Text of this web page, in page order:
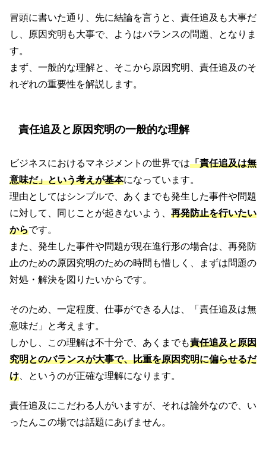
冒頭に書いた通り、先に結論を言うと、責任追及も大事だ
し、原因究明も大事で、ようはバランスの問題、となりま
す。
まず、一般的な理解と、そこから原因究明、責任追及のそ
れぞれの重要性を解説します。
責任追及と原因究明の一般的な理解
ビジネスにおけるマネジメントの世界では「責任追及は無
意味だ」という考えが基本になっています。
理由としてはシンプルで、あくまでも発生した事件や問題
に対して、同じことが起きないよう、 再発防止を行いたい
からです。
また、発生した事件や問題が現在進行形の場合は、再発防
止のための原因究明のための時間も惜しく、まずは問題の
対処・解決を図りたいからです。
そのため、一定程度、仕事ができる人は、「責任追及は無
意味だ」と考えます。
しかし、この理解は不十分で、あくまでも責任追及と原因
究明とのバランスが大事で、比重を原因究明に偏らせるだ
け 、というのが正確な理解になります。
責任追及にこだわる人がいますが、それは論外なので、い
ったんこの場では話題にあげません。